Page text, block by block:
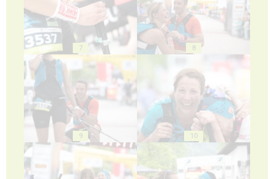
7 8
9 10